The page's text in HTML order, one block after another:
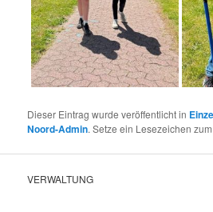
Dieser Eintrag wurde veröffentlicht in
Noord-Admin. Setze ein Lesezeichen zum
VERWALTUNG